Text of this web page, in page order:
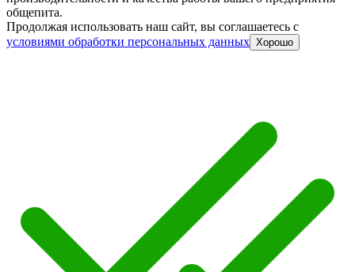
общепита.
Продолжая использовать наш сайт, вы соглашаетесь c
условиями обработки персональных данных Хорошо